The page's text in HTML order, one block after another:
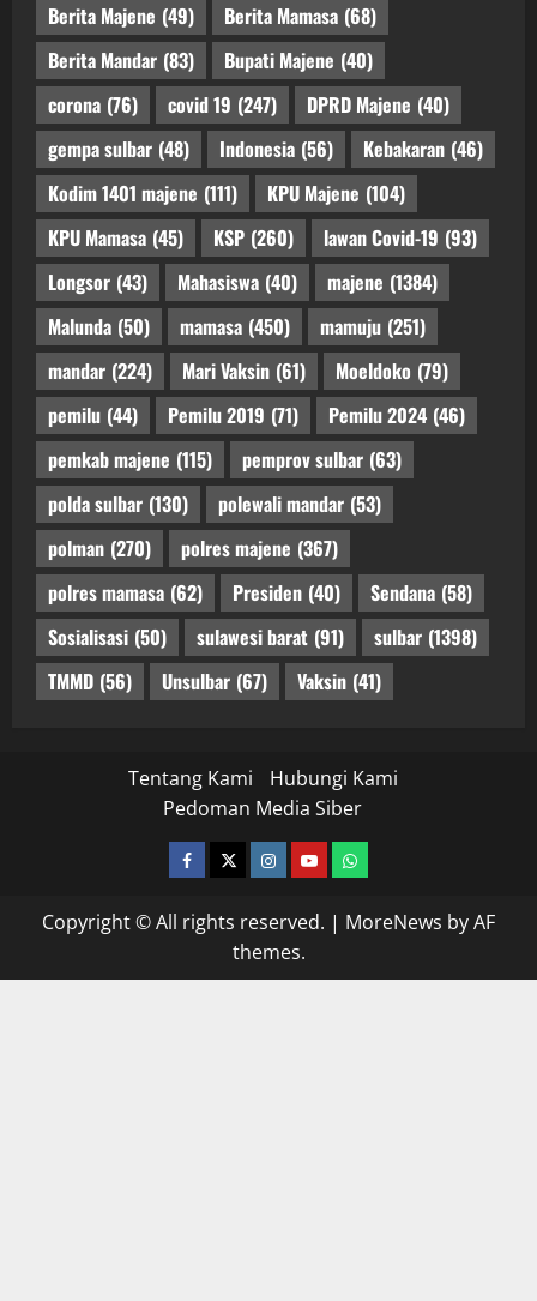
Berita Majene (49) Berita Mamasa (68)
Berita Mandar (83) Bupati Majene (40)
corona (76) covid 19 (247) DPRD Majene (40)
gempa sulbar (48) Indonesia (56) Kebakaran (46)
Kodim 1401 majene (111) KPU Majene (104)
KPU Mamasa (45) KSP (260) lawan Covid-19 (93)
Longsor (43) Mahasiswa (40) majene (1384)
Malunda (50) mamasa (450) mamuju (251)
mandar (224) Mari Vaksin (61) Moeldoko (79)
pemilu (44) Pemilu 2019 (71) Pemilu 2024 (46)
pemkab majene (115) pemprov sulbar (63)
polda sulbar (130) polewali mandar (53)
polman (270) polres majene (367)
polres mamasa (62) Presiden (40) Sendana (58)
Sosialisasi (50) sulawesi barat (91) sulbar (1398)
TMMD (56) Unsulbar (67) Vaksin (41)
Tentang Kami
Hubungi Kami
Pedoman Media Siber
facebooktwitterinstagram.com
youtubewhatsapp
Copyright © All rights reserved. | MoreNews by AF
themes.